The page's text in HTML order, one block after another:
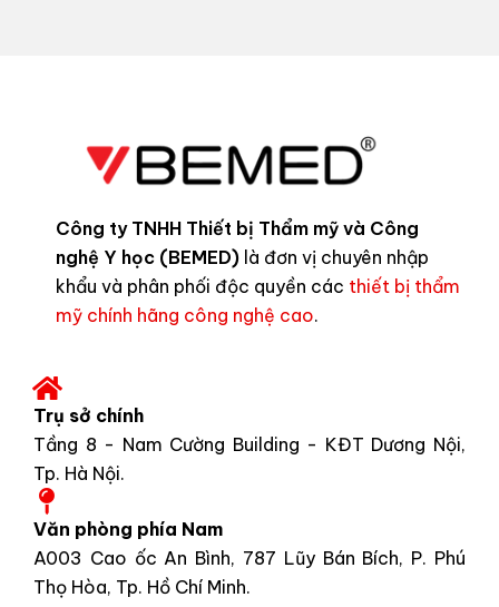
Công ty TNHH Thiết bị Thẩm mỹ và Công
nghệ Y học (BEMED) là đơn vị chuyên nhập
khẩu và phân phối độc quyền các thiết bị thẩm
mỹ chính hãng công nghệ cao.
Trụ sở chính
Tầng 8 - Nam Cường Building - KĐT Dương Nội,
Tp. Hà Nội.
Văn phòng phía Nam
A003 Cao ốc An Bình, 787 Lũy Bán Bích, P. Phú
Thọ Hòa, Tp. Hồ Chí Minh.